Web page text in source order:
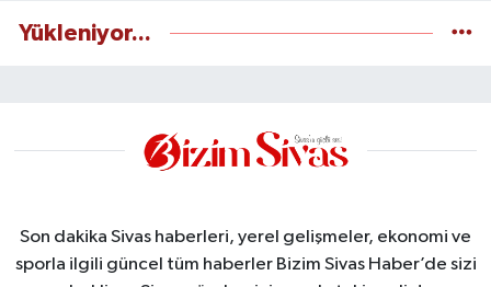
Yükleniyor...
Son dakika Sivas haberleri, yerel gelişmeler, ekonomi ve
sporla ilgili güncel tüm haberler Bizim Sivas Haber’de sizi